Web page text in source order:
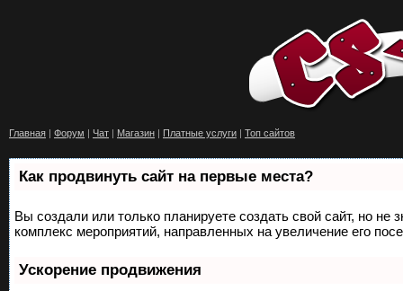
Главная | Форум | Чат | Магазин | Платные услуги | Топ сайтов
Как продвинуть сайт на первые места?
Вы создали или только планируете создать свой сайт, но не
комплекс мероприятий, направленных на увеличение его
Ускорение продвижения